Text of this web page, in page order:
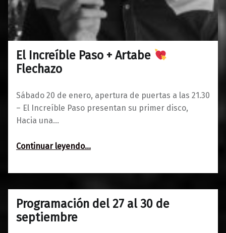
El Increíble Paso + Artabe
Flechazo
Sábado 20 de enero, apertura de puertas a las 21.30
– El Increíble Paso presentan su primer disco,
Hacia una…
Continuar leyendoFlechazo”
…
15/01/2018
0
Maravillas
Programación del 27 al 30 de
septiembre
26/09/20170
Maravillas